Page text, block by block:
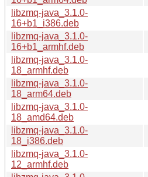
libzmq-java_3.1.0-
16+b1_i386.deb
libzmq-java_3.1.0-
16+b1_armhf.deb
libzmq-java_3.1.0-
18_armhf.deb
libzmq-java_3.1.0-
18_arm64.deb
libzmq-java_3.1.0-
18_amd64.deb
libzmq-java_3.1.0-
18_i386.deb
libzmq-java_3.1.0-
12_armhf.deb